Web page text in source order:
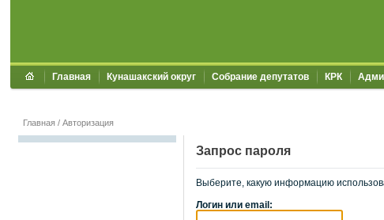
Главная Кунашакский округ Собрание депутатов КРК
Главная / Авторизация
Запрос пароля
Выберите, какую информацию
Логин или email: